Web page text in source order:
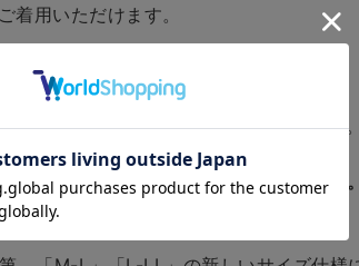
着用いただけます。
ビスカス（アロアロ）のアートワーク。
ミックスしたデザインに仕上げました。
め、下部のサイズ表をご確認ください。